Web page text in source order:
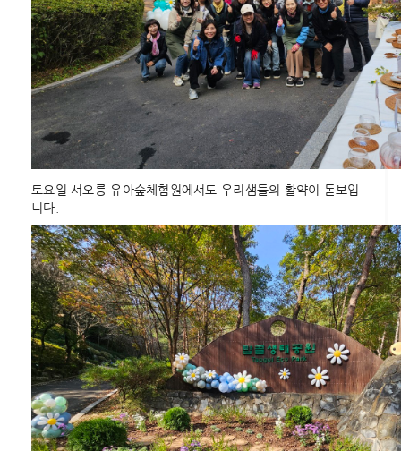
토요일 서오릉 유아숲체험원에서도 우리샘들의 활약이 돋보입
니다.